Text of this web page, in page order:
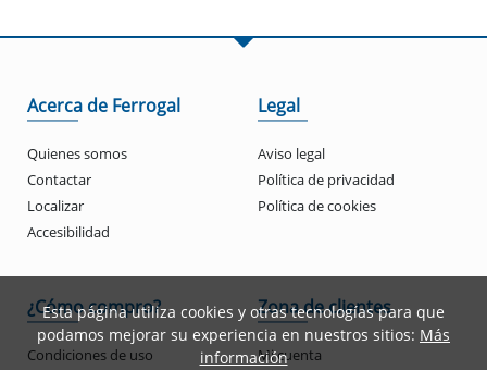
Acerca de Ferrogal
Quienes somos
Contactar
Localizar
Accesibilidad
Legal
Aviso legal
Política de privacidad
Política de cookies
¿Cómo compro?
Condiciones de uso
Zona de clientes
Mi cuenta
Esta página utiliza cookies y otras tecnologías para que
podamos mejorar su experiencia en nuestros sitios: Más
información